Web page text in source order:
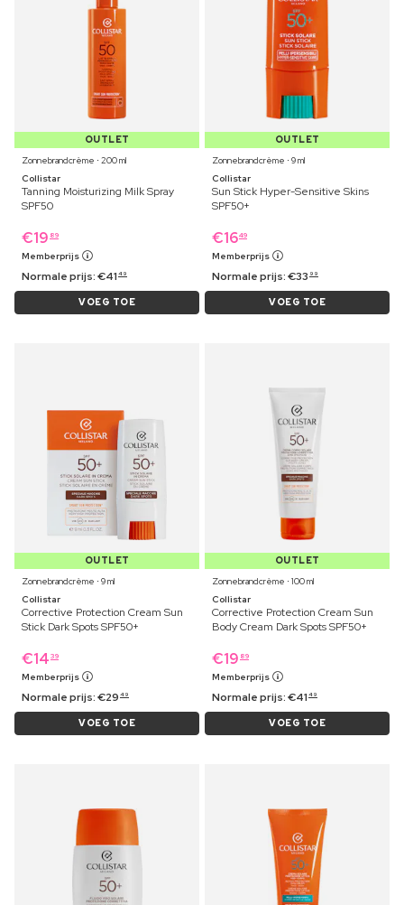
OUTLET
Zonnebrandcrème ⋅ 200 ml
Collistar
Tanning Moisturizing Milk Spray
SPF50
€19 89
Memberprijs
Normale prijs:€41 49
VOEG TOE
OUTLET
Zonnebrandcrème ⋅ 9 ml
Collistar
Sun Stick Hyper-Sensitive Skins
SPF50+
€1649
Memberprijs
Normale prijs:€33 99
VOEG TOE
OUTLET
Zonnebrandcrème ⋅ 9 ml
Collistar
Corrective Protection Cream Sun
Stick Dark Spots SPF50+
€14 39
Memberprijs
Normale prijs:€29 49
VOEG TOE
OUTLET
Zonnebrandcrème ⋅ 100 ml
Collistar
Corrective Protection Cream Sun
Body Cream Dark Spots SPF50+
€19 89
Memberprijs
Normale prijs:€41 49
VOEG TOE